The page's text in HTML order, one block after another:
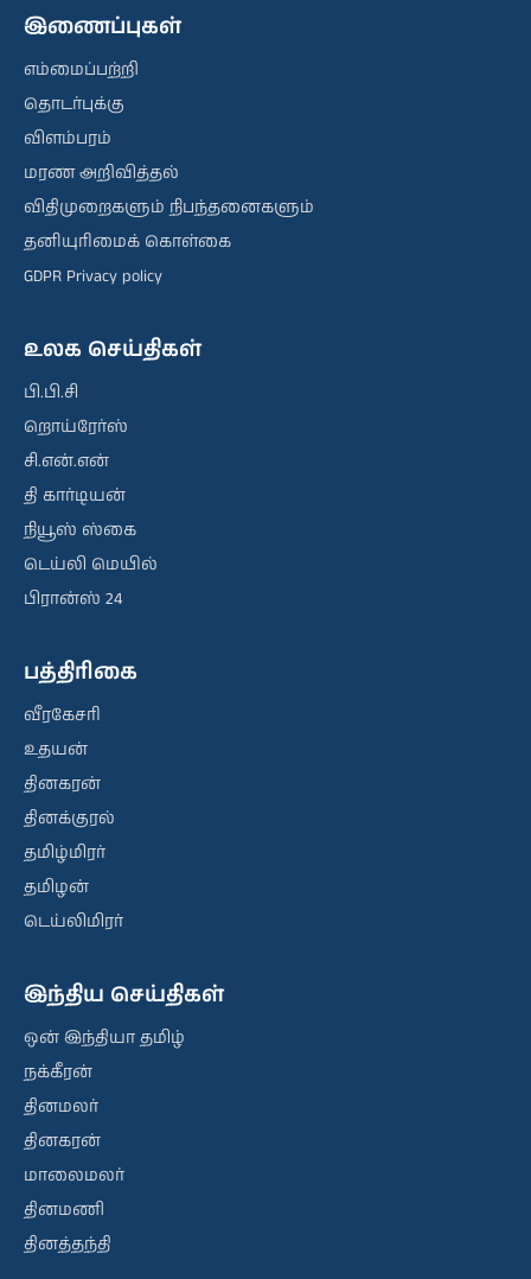
இணைப்புகள்
எம்மைப்பற்றி
தொடர்புக்கு
விளம்பரம்
மரண அறிவித்தல்
விதிமுறைகளும் நிபந்தனைகளும்
தனியுரிமைக் கொள்கை
GDPR Privacy policy
உலக செய்திகள்
பி.பி.சி
றொய்ரேர்ஸ்
சி.என்.என்
தி கார்டியன்
நியூஸ் ஸ்கை
டெய்லி மெயில்
பிரான்ஸ் 24
பத்திரிகை
வீரகேசரி
உதயன்
தினகரன்
தினக்குரல்
தமிழ்மிரர்
தமிழன்
டெய்லிமிரர்
இந்திய செய்திகள்
ஒன் இந்தியா தமிழ்
நக்கீரன்
தினமலர்
தினகரன்
மாலைமலர்
தினமணி
தினத்தந்தி